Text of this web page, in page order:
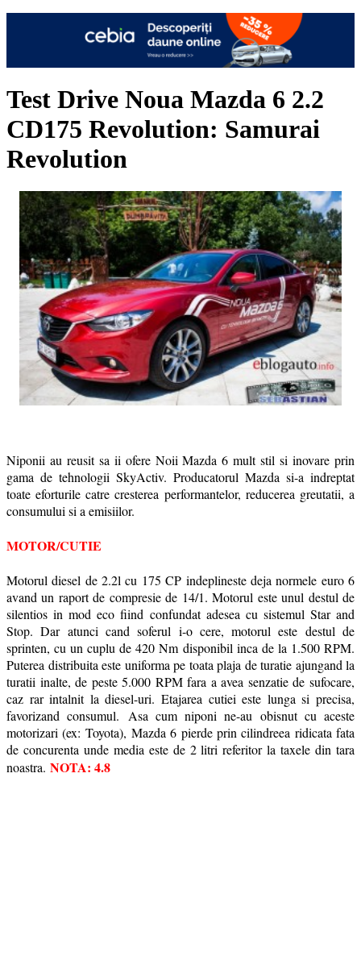
Test Drive Noua Mazda 6 2.2
CD175 Revolution: Samurai
Revolution
Niponii au reusit sa ii ofere Noii Mazda 6 mult stil si inovare prin
gama de tehnologii SkyActiv. Producatorul Mazda si-a indreptat
toate eforturile catre cresterea performantelor, reducerea greutatii, a
consumului si a emisiilor.
MOTOR/CUTIE
Motorul diesel de 2.2l cu 175 CP indeplineste deja normele euro 6
avand un raport de compresie de 14/1. Motorul este unul destul de
silentios in mod eco fiind confundat adesea cu sistemul Star and
Stop. Dar atunci cand soferul i-o cere, motorul este destul de
sprinten, cu un cuplu de 420 Nm disponibil inca de la 1.500 RPM.
Puterea distribuita este uniforma pe toata plaja de turatie ajungand la
turatii inalte, de peste 5.000 RPM fara a avea senzatie de sufocare,
caz rar intalnit la diesel-uri. Etajarea cutiei este lunga si precisa,
favorizand consumul. Asa cum niponi ne-au obisnut cu aceste
motorizari (ex: Toyota), Mazda 6 pierde prin cilindreea ridicata fata
de concurenta unde media este de 2 litri referitor la taxele din tara
noastra. NOTA: 4.8